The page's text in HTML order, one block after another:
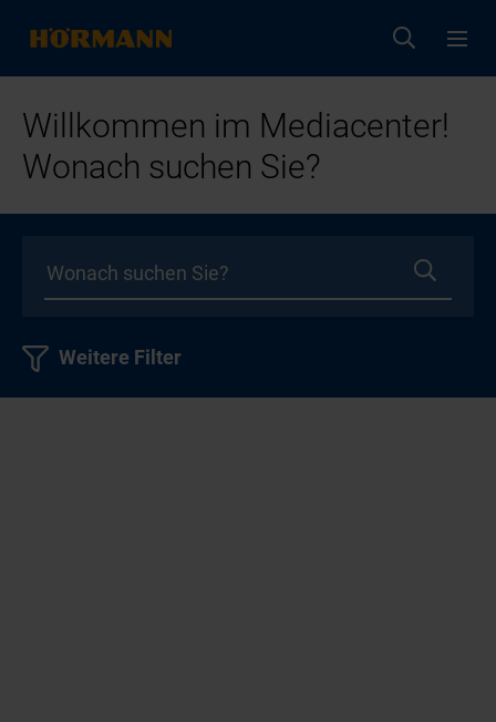
Willkommen im Mediacenter!
Wonach suchen Sie?
Weitere Filter